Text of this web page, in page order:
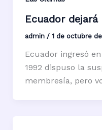
Ecuador dejará
admin / 1 de octubre
Ecuador ingresó en
1992 dispuso la
membresía, pero